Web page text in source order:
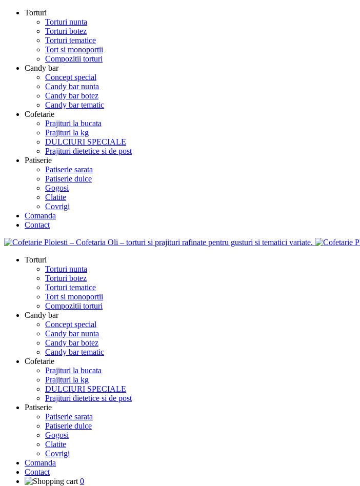
Torturi
Torturi nunta
Torturi botez
Torturi tematice
Tort si monoportii
Compozitii torturi
Candy bar
Concept special
Candy bar nunta
Candy bar botez
Candy bar tematic
Cofetarie
Prajituri la bucata
Prajituri la kg
DULCIURI SPECIALE
Prajituri dietetice si de post
Patiserie
Patiserie sarata
Patiserie dulce
Gogosi
Clatite
Covrigi
Comanda
Contact
Torturi
Torturi nunta
Torturi botez
Torturi tematice
Tort si monoportii
Compozitii torturi
Candy bar
Concept special
Candy bar nunta
Candy bar botez
Candy bar tematic
Cofetarie
Prajituri la bucata
Prajituri la kg
DULCIURI SPECIALE
Prajituri dietetice si de post
Patiserie
Patiserie sarata
Patiserie dulce
Gogosi
Clatite
Covrigi
Comanda
Contact
0